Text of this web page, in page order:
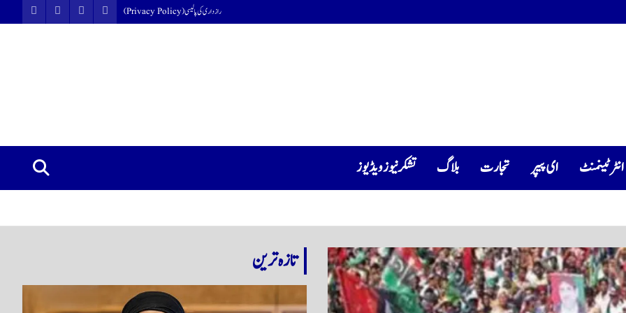
رازداری کی پالیسی (Privacy Policy)
انٹرٹینمنٹ ای پیپر تجارت بلاگ تشکرنیوز ویڈیوز
تازہ ترین